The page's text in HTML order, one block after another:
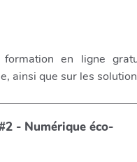
formation en ligne
ainsi que sur les
- Numérique éco-